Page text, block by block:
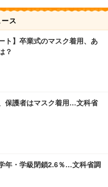
ス
ト】卒業式のマスク着用、あ
？
保護者はマスク着用…文科省
年・学級閉鎖2.6％…文科省調